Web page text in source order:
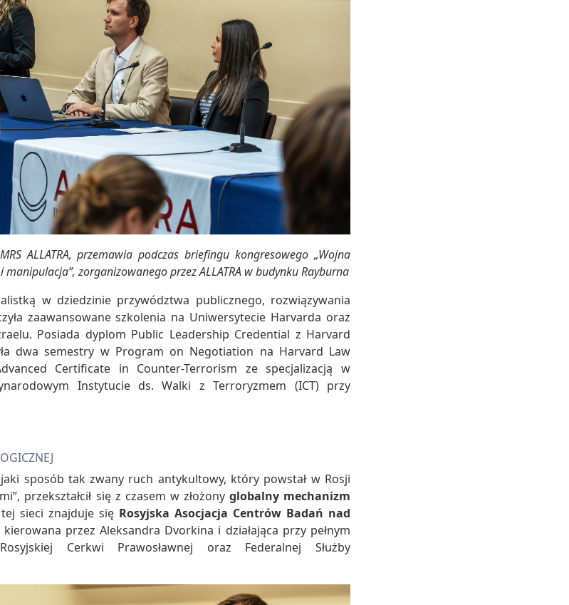
ALLATRA, przemawia podczas briefingu kongresowego „Wojna
zorganizowanego przez ALLATRA w budynku Rayburna
w dziedzinie przywództwa publicznego, rozwiązywania
zaawansowane szkolenia na Uniwersytecie Harvarda oraz
Posiada dyplom Public Leadership Credential z Harvard
dwa semestry w Program on Negotiation na Harvard Law
Certificate in Counter-Terrorism ze specjalizacją w
Instytucie ds. Walki z Terroryzmem (ICT) przy
sposób tak zwany ruch antykultowy, który powstał w Rosji
przekształcił się z czasem w złożony globalny mechanizm
sieci znajduje się Rosyjska Asocjacja Centrów Badań nad
kierowana przez Aleksandra Dvorkina i działająca przy pełnym
Cerkwi Prawosławnej oraz Federalnej Służby